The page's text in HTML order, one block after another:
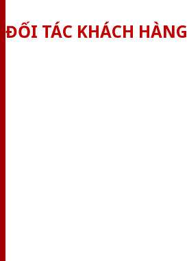
ĐỐI TÁC KHÁCH HÀNG